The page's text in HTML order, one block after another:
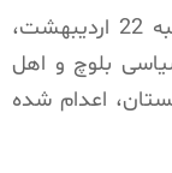
قوه قضائیه جمهوری اسلامی، روز سه‌شنبه 22 اردیبهشت،
بلوچ و اهل
اعدام شده